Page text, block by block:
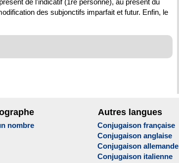
des subjonctifs imparfait et futur. Enfin, le
nombre
Autres langues
Conjugaison française
Conjugaison anglaise
Conjugaison allemande
Conjugaison italienne